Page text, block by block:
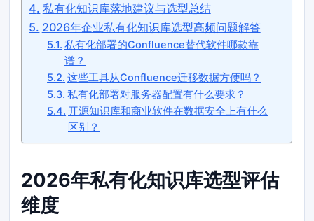
私有化知识库落地建议与选型总结
2026年企业私有化知识库选型高频问题解答
私有化部署的Confluence替代软件哪款靠
谱？
这些工具从Confluence迁移数据方便吗？
私有化部署对服务器配置有什么要求？
开源知识库和商业软件在数据安全上有什么
区别？
2026年私有化知识库选型评估
维度